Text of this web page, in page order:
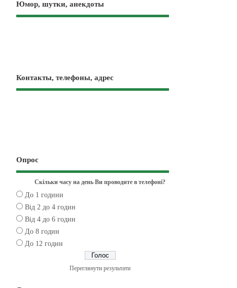
Юмор, шутки, анекдоты
Контакты, телефоны, адрес
Опрос
Скільки часу на день Ви проводите в телефоні?
До 1 години
Від 2 до 4 годин
Від 4 до 6 годин
До 8 годин
До 12 годин
Переглянути результати